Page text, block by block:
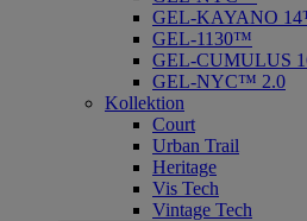
GEL-KAYANO
GEL-1130™
GEL-CUMULUS
GEL-NYC™ 2.0
Kollektion
Court
Urban Trail
Heritage
Vis Tech
Vintage Tech